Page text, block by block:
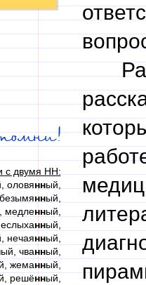
с двумя НН:
оловянный,
нный,
медленный,
нный,
нечаянный,
ый, чванный,
жеманный,
решённый,